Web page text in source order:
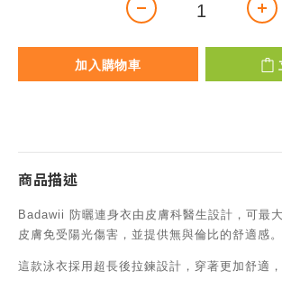
加入購物車
商品描述
Badawii 防曬連身衣由皮膚科醫生設計，可最
皮膚免受陽光傷害，並提供無與倫比的舒適感。
這款泳衣採用超長後拉鍊設計，穿著更加舒適